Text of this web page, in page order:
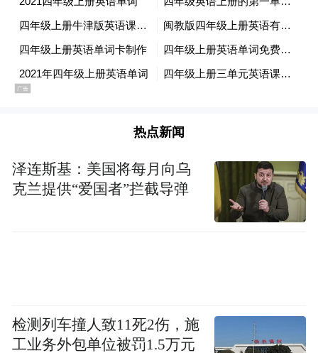
来源：常州发布
“特别声明：以上作品内容(包括在内的视频、图片或音
频)为凤凰网旗下自媒体平台“大风号”用户上传并发
Notice: The content above (including the videos,
pictures and audios if any) is uploaded and posted
platform and merely provides information storage
space services.”
热点新闻
泽连斯基：美国将每月向乌
克兰提供“爱国者”拦截导弹
检测列车撞人致11死2伤，施
工业务外包单位被罚1.5万元